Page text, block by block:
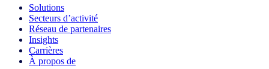
Solutions
Secteurs d’activité
Réseau de partenaires
Insights
Carrières
À propos de